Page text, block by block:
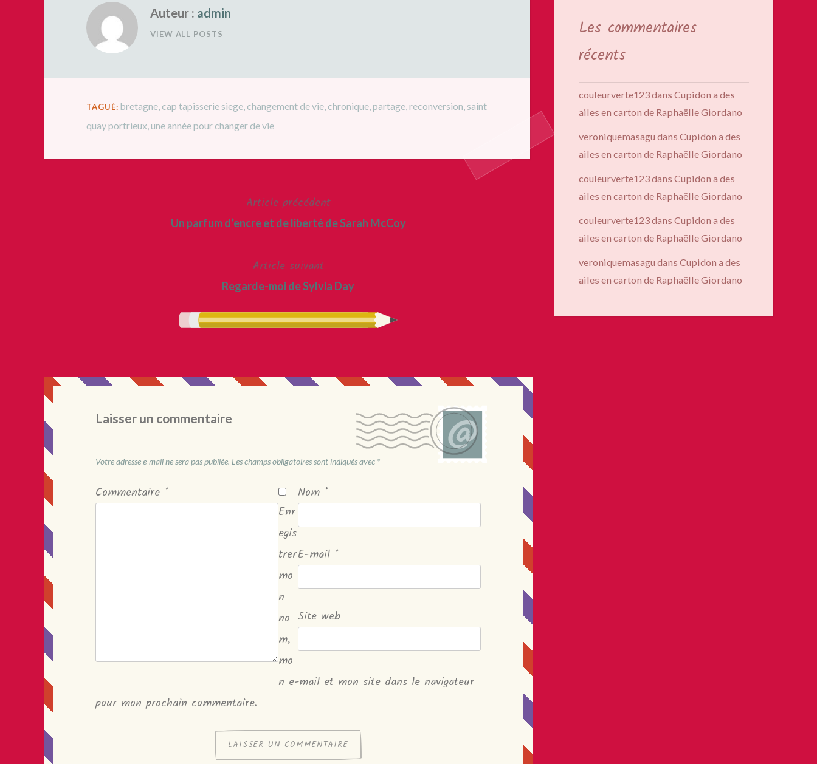
Auteur : admin
VIEW ALL POSTS
TAGUÉ: bretagne ,cap tapisserie siege ,changement de vie ,chronique ,partage ,reconversion saint
quay portrieux une année pour changer de vie
Article précédent
Un parfum d’encre et de liberté de Sarah McCoy
Article suivant
Regarde-moi de Sylvia Day
Laisser un commentaire
Votre adresse e-mail ne sera pas publiée. Les champs obligatoires sont indiqués avec *
Commentaire * Nom *
E-mail *
Site web
Enr
egis
trer
mo
n
no
m,
mo
n e-mail et mon site dans le navigateur
pour mon prochain commentaire.
Les commentaires
récents
couleurverte123dans Cupidon a des
ailes en carton de Raphaëlle Giordano
veroniquemasagu dans Cupidon a des
ailes en carton de Raphaëlle Giordano
couleurverte123dans Cupidon a des
ailes en carton de Raphaëlle Giordano
couleurverte123dans Cupidon a des
ailes en carton de Raphaëlle Giordano
veroniquemasagu dans Cupidon a des
ailes en carton de Raphaëlle Giordano